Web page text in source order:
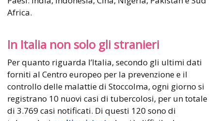
Africa.
In Italia non solo gli stranieri
Per quanto riguarda l’Italia, secondo gli ultimi dati
forniti al Centro europeo per la prevenzione e il
controllo delle malattie di Stoccolma, ogni giorno si
registrano 10 nuovi casi di tubercolosi, per un totale
di 3.769 casi notificati. Di questi 120 sono di